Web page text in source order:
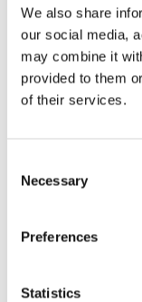
We also share
our social media,
may combine it
provided to them
of their services.
Selection
Necessary
Preferences
Statistics